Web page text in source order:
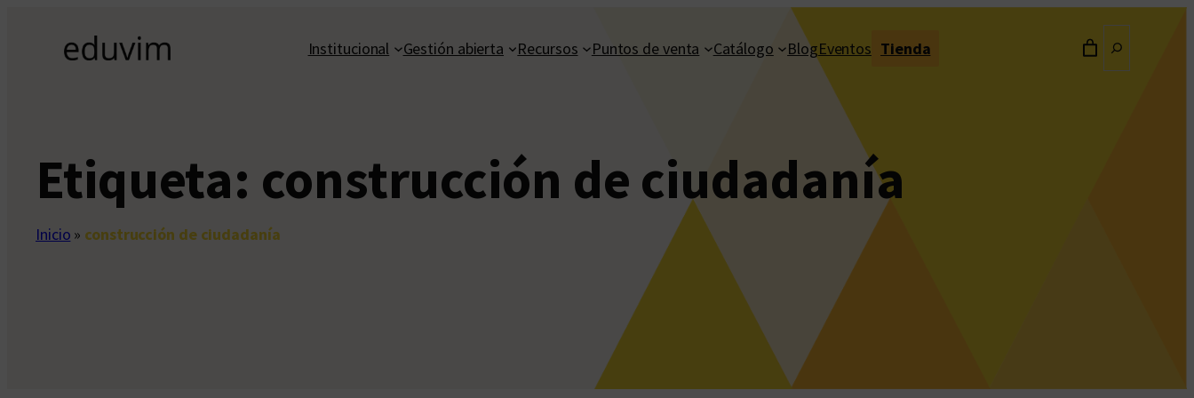
contenido
Institucional Gestión abierta Recursos Puntos de venta Catálogo BlogEventos Tienda
Etiqueta: construcción de ciudadanía
Inicio » construcción de ciudadanía